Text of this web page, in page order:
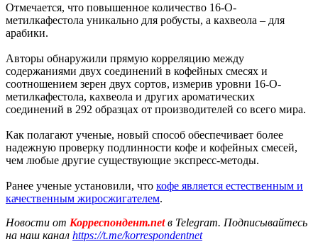
Отмечается, что повышенное количество 16-O-
метилкафестола уникально для робусты, а кахвеола – для
арабики.
Авторы обнаружили прямую корреляцию между
содержаниями двух соединений в кофейных смесях и
соотношением зерен двух сортов, измерив уровни 16-O-
метилкафестола, кахвеола и других ароматических
соединений в 292 образцах от производителей со всего мира.
Как полагают ученые, новый способ обеспечивает более
надежную проверку подлинности кофе и кофейных смесей,
чем любые другие существующие экспресс-методы.
Ранее ученые установили, что кофе является естественным и
качественным жиросжигателем.
Новости от Корреспондент.netв Telegram. Подписывайтесь
на наш канал https://t.me/korrespondentnet